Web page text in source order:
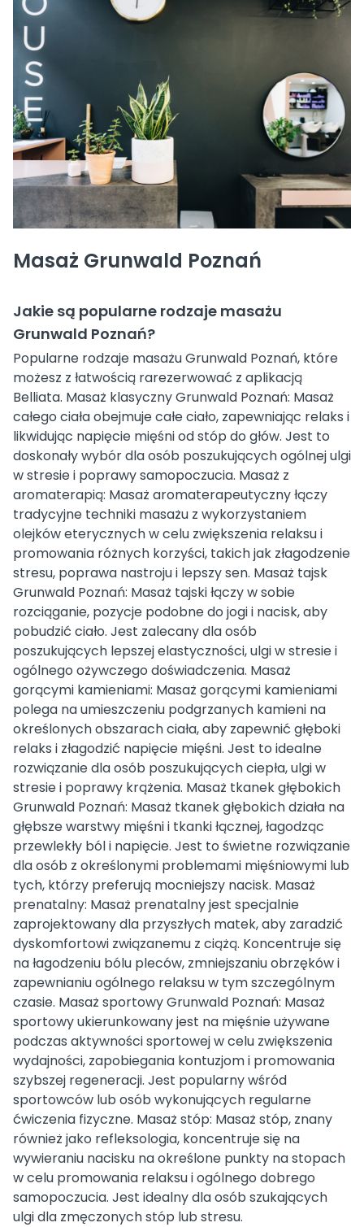
Masaż Grunwald Poznań
Jakie są popularne rodzaje masażu
Grunwald Poznań?
Popularne rodzaje masażu Grunwald Poznań, które
możesz z łatwością rarezerwować z aplikacją
Belliata. Masaż klasyczny Grunwald Poznań: Masaż
całego ciała obejmuje całe ciało, zapewniając relaks i
likwidując napięcie mięśni od stóp do głów. Jest to
doskonały wybór dla osób poszukujących ogólnej ulgi
w stresie i poprawy samopoczucia. Masaż z
aromaterapią: Masaż aromaterapeutyczny łączy
tradycyjne techniki masażu z wykorzystaniem
olejków eterycznych w celu zwiększenia relaksu i
promowania różnych korzyści, takich jak złagodzenie
stresu, poprawa nastroju i lepszy sen. Masaż tajsk
Grunwald Poznań: Masaż tajski łączy w sobie
rozciąganie, pozycje podobne do jogi i nacisk, aby
pobudzić ciało. Jest zalecany dla osób
poszukujących lepszej elastyczności, ulgi w stresie i
ogólnego ożywczego doświadczenia. Masaż
gorącymi kamieniami: Masaż gorącymi kamieniami
polega na umieszczeniu podgrzanych kamieni na
określonych obszarach ciała, aby zapewnić głęboki
relaks i złagodzić napięcie mięśni. Jest to idealne
rozwiązanie dla osób poszukujących ciepła, ulgi w
stresie i poprawy krążenia. Masaż tkanek głębokich
Grunwald Poznań: Masaż tkanek głębokich działa na
głębsze warstwy mięśni i tkanki łącznej, łagodząc
przewlekły ból i napięcie. Jest to świetne rozwiązanie
dla osób z określonymi problemami mięśniowymi lub
tych, którzy preferują mocniejszy nacisk. Masaż
prenatalny: Masaż prenatalny jest specjalnie
zaprojektowany dla przyszłych matek, aby zaradzić
dyskomfortowi związanemu z ciążą. Koncentruje się
na łagodzeniu bólu pleców, zmniejszaniu obrzęków i
zapewnianiu ogólnego relaksu w tym szczególnym
czasie. Masaż sportowy Grunwald Poznań: Masaż
sportowy ukierunkowany jest na mięśnie używane
podczas aktywności sportowej w celu zwiększenia
wydajności, zapobiegania kontuzjom i promowania
szybszej regeneracji. Jest popularny wśród
sportowców lub osób wykonujących regularne
ćwiczenia fizyczne. Masaż stóp: Masaż stóp, znany
również jako refleksologia, koncentruje się na
wywieraniu nacisku na określone punkty na stopach
w celu promowania relaksu i ogólnego dobrego
samopoczucia. Jest idealny dla osób szukających
ulgi dla zmęczonych stóp lub stresu.